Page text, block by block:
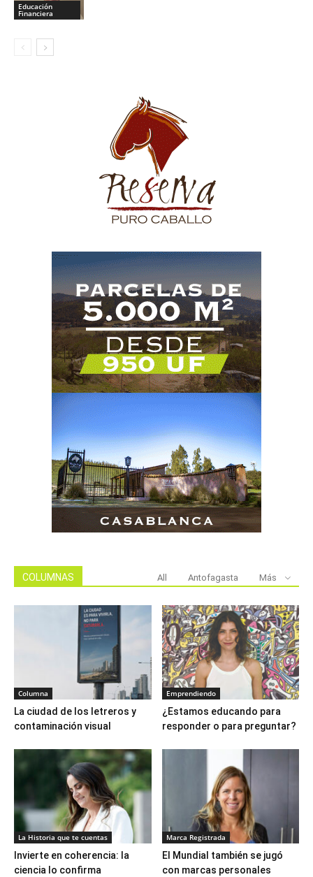
Educación
Financiera
COLUMNAS All Antofagasta Más
Columna
La ciudad de los letreros y
contaminación visual
Emprendiendo
¿Estamos educando para
responder o para preguntar?
La Historia que te cuentas
Invierte en coherencia: la
ciencia lo confirma
Marca Registrada
El Mundial también se jugó
con marcas personales